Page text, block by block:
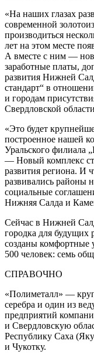
«На наших глазах
современной
производиться
лет на этом месте
А вместе с ним —
заработные платы,
развития Нижней
стандарт“ в
и городам
Свердловской
«Это будет
построенное нашей
Уральского филиала
— Новый комплекс
развития региона. И
развивались районы
социальные
Нижняя Салда и
Сейчас в Нижней
городка для будущих
созданы комфортные
500 человек: семь
СПРАВОЧНО
«Полиметалл» —
серебра и один из
предприятий
и Свердловскую
Республику Саха
и Чукотку.